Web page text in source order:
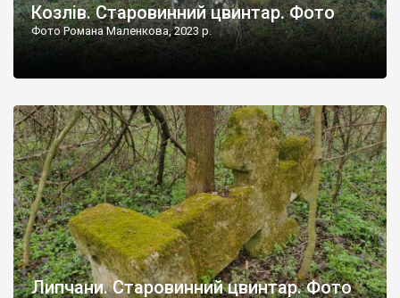
Козлів. Старовинний цвинтар. Фото
Фото Романа Маленкова, 2023 р.
Липчани. Старовинний цвинтар. Фото